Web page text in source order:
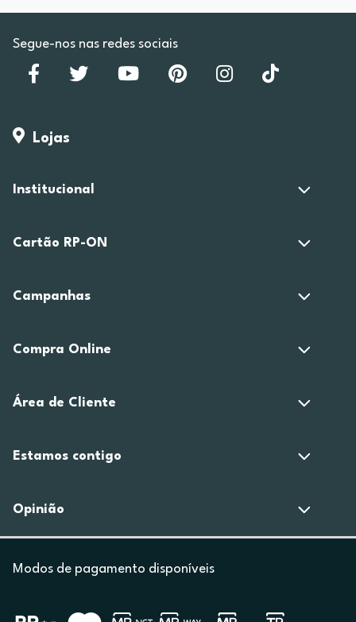
Segue-nos nas redes sociais
Lojas
Institucional
Cartão RP-ON
Campanhas
Compra Online
Área de Cliente
Estamos contigo
Opinião
Modos de pagamento disponíveis